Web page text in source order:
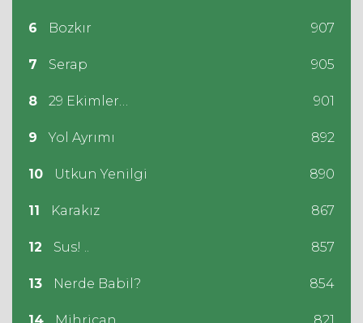
6 Bozkır 907
7 Serap 905
8 29 Ekimler… 901
9 Yol Ayrımı 892
10 Utkun Yenilgi 890
11 Karakız 867
12 Sus! .. 857
13 Nerde Babil? 854